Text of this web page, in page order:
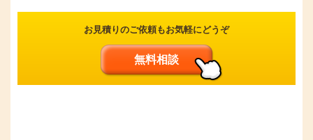
お見積りのご依頼もお気軽にどうぞ
無料相談